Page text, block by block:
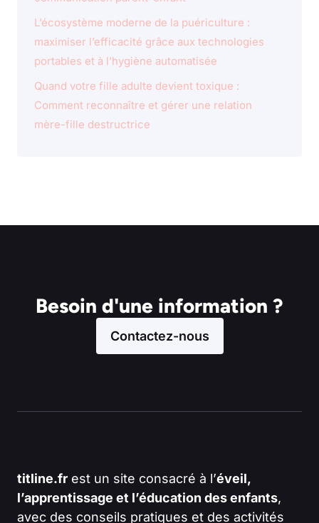
L’écosystème moderne de la puériculture :
maximiser l’efficacité grâce aux technologies
portables et à l’hygiène automatisée
Quand votre fille adulte devient toxique :
Comment reconnaître et gérer une relation
mère-fille destructrice
Besoin d'une information ?
Contactez-nous
titline.fr est un site consacré à l’éveil,
l’apprentissage et l’éducation des enfants,
avec des conseils pratiques et des activités